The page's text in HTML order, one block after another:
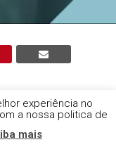
de Évora
nos últimos anos,
experiência no
a nossa politica de
mais